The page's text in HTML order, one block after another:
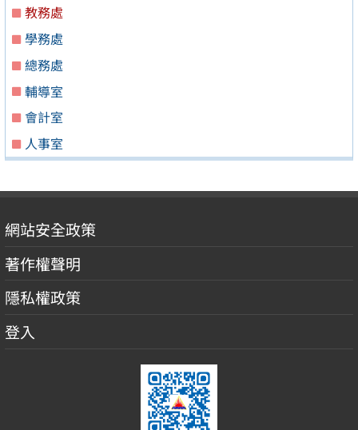
教務處
學務處
總務處
輔導室
會計室
人事室
網站安全政策
著作權聲明
隱私權政策
登入